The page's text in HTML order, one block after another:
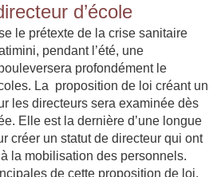
d’école
le prétexte de la crise sanitaire
pendant l’été, une
profondément le
La proposition de loi créant un
les directeurs sera examinée dès
Elle est la dernière d’une longue
créer un statut de directeur qui ont
la mobilisation des personnels.
de cette proposition de loi,